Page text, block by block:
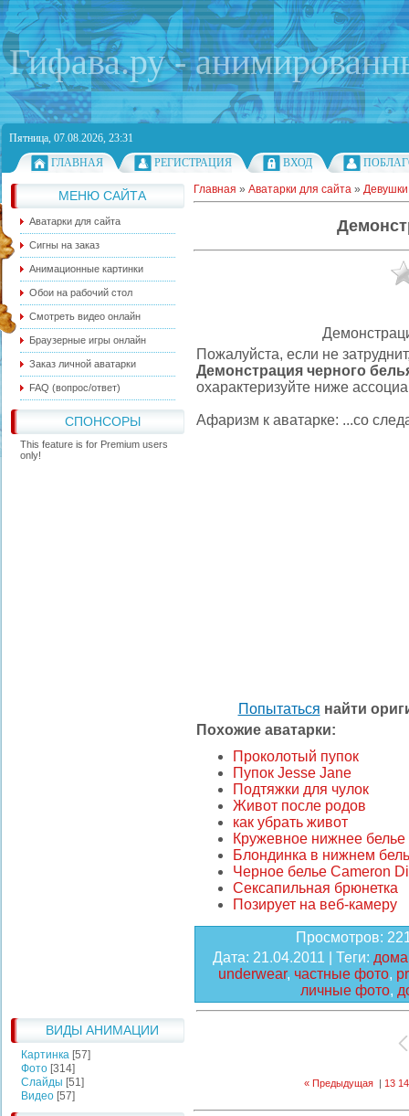
Гифава.ру -
Пятница, 07.08.2026, 23:31
ГЛАВНАЯ
РЕГИСТРАЦИЯ ВХОД
МЕНЮ САЙТА
Аватарки для сайта
Сигны на заказ
Анимационные картинки
Обои на рабочий стол
Смотреть видео онлайн
Браузерные игры онлайн
Заказ личной аватарки
FAQ (вопрос/ответ)
СПОНСОРЫ
This feature is for Premium users
only!
ВИДЫ АНИМАЦИИ
Картинка [57]
Фото [314]
Слайды [51]
Видео [57]
Главная » Аватарки для сайта »
Пожалуйста, если не
Демонстрация черного
охарактеризуйте ниже
Афаризм к аватарке: ...со
Попытаться найти
Похожие аватарки:
Проколотый пупок
Пупок Jesse Jane
Подтяжки для чулок
Живот после родов
как убрать живот
Кружевное нижнее белье
Блондинка в нижнем
Черное белье Cameron
Сексапильная брюнетка
Позирует на веб-камеру
Просмотров:
Дата: 21.04.2011 | Теги:
underwear, частные фото,
личные фото,
« Предыдущая | 13 14